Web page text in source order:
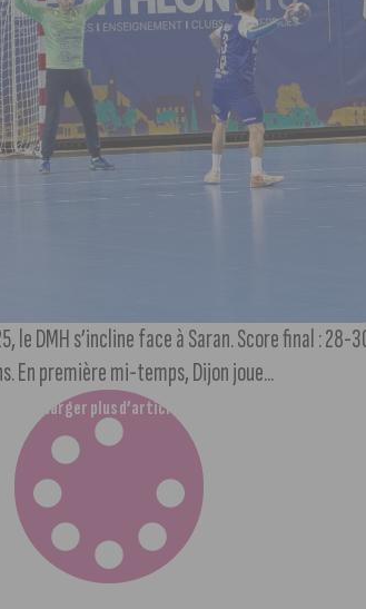
le DMH s’incline face à Saran. Score final : 28-
En première mi-temps, Dijon joue...
Charger plus d’articles